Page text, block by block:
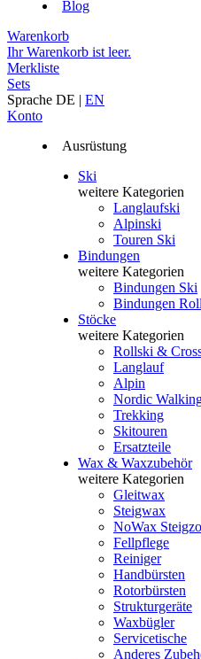
Blog
Warenkorb
Ihr Warenkorb ist leer.
Merkliste
Sets
Sprache DE | EN
Konto
Ausrüstung
Ski
weitere Kategorien
Langlaufski
Alpinski
Touren Ski
Bindungen
weitere Kategorien
Bindungen Ski
Bindungen
Stöcke
weitere Kategorien
Rollski &
Langlauf
Alpin
Nordic
Trekking
Skitouren
Ersatzteile
Wax & Waxzubehör
weitere Kategorien
Gleitwax
Steigwax
NoWax
Fellpflege
Reiniger
Handbürsten
Rotorbürsten
Strukturgeräte
Waxbügler
Servicetische
Anderes